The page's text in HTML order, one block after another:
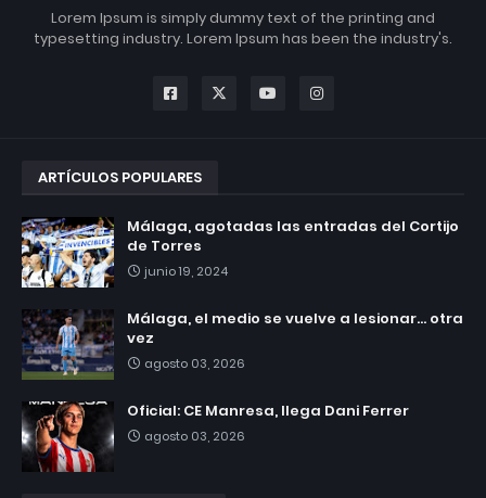
Lorem Ipsum is simply dummy text of the printing and
typesetting industry. Lorem Ipsum has been the industry's.
ARTÍCULOS POPULARES
Málaga, agotadas las entradas del Cortijo
de Torres
junio 19, 2024
Málaga, el medio se vuelve a lesionar... otra
vez
agosto 03, 2026
Oficial: CE Manresa, llega Dani Ferrer
agosto 03, 2026